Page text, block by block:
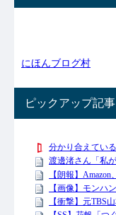
にほんブログ村
ピックアップ記事